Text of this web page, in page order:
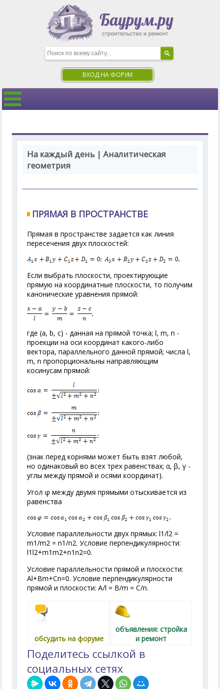
ВХОД НА ФОРУМ
На каждый день | Аналитическая
геометрия
ПРЯМАЯ В ПРОСТРАНСТВЕ
Прямая в пространстве задается как линия
пересечения двух плоскостей:
Если выбрать плоскости, проектирующие
прямую на координатные плоскости, то получим
канонические уравнения прямой:
где (а, b, с) - данная на прямой точка; l, m, n -
проекции на оси координат какого-либо
вектора, параллельного данной прямой; числа l,
m, n пропорциональны направляющим
косинусам прямой:
(знак перед корнями может быть взят любой,
но одинаковый во всех трех равенствах; α, β, γ -
углы между прямой и осями координат).
Угол φ между двумя прямыми отыскивается из
равенства
Условие параллельности двух прямых: l1/l2 =
m1/m2 = n1/n2. Условие перпендикулярности:
l1l2+m1m2+n1n2=0.
Условие параллельности прямой и плоскости:
Аl+Bm+Cn=0. Условие перпендикулярности
прямой и плоскости: А/l = В/m = С/n.
обсудить на форуме
объявления: стройка
и ремонт
Поделитесь ссылкой в
социальных сетях